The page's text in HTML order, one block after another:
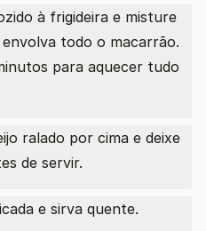
à frigideira e misture
todo o macarrão.
para aquecer tudo
ralado por cima e deixe
de servir.
e sirva quente.